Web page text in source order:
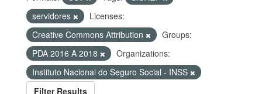
servidores
Licenses:
Creative Commons Attribution
Groups:
PDA 2016 A 2018
Organizations:
Instituto Nacional do Seguro Social - INSS
Filter Results